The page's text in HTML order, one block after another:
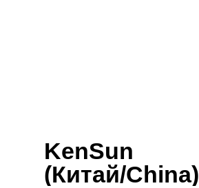
KenSun
(Китай/China)